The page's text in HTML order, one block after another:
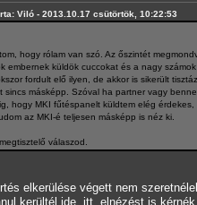
Viló - 2013.10.17 csütörtök, 10:22:53
hogy rólam van szó. Az őszintét
embernek küldök cuccokat és a nagy
fordult elő ilyen, de akkor is sikerült
sincs másképp. Szóval ha partner vagy
hogy MKI fűtéspanelt küldtem elég
az MKI-é teljesen másképp is néz ki.
válaszod.
elkerülése végett nem
kerültél ide, itt elnézést is